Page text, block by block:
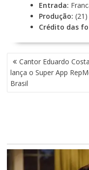
Entrada:
Produção:
Crédito das
N
A
V
E
O
D
Cantor Eduardo Costa
lança o Super App
Brasil